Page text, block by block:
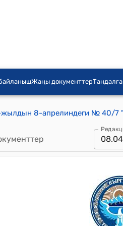
Жаңы документтер